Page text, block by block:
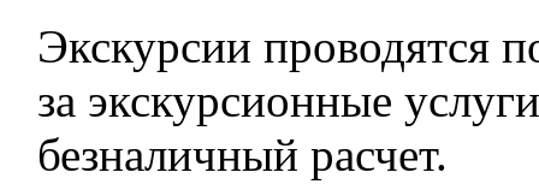
Экскурсии проводятся
за экскурсионные
безналичный расчет.